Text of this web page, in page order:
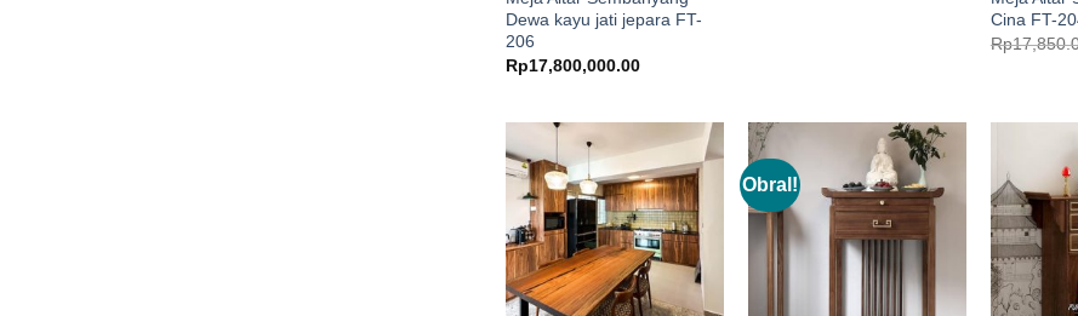
Dewa kayu jati jepara FT-
206
Rp17,800,000.00
Cina FT-
Rp
Obral!